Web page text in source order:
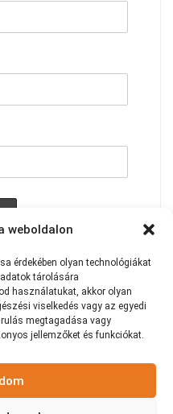
weboldalon
érdekében olyan technológiákat
tárolására
használatukat, akkor olyan
viselkedés vagy az egyedi
megtagadása vagy
jellemzőket ésfunkciókat.
adavédelmi